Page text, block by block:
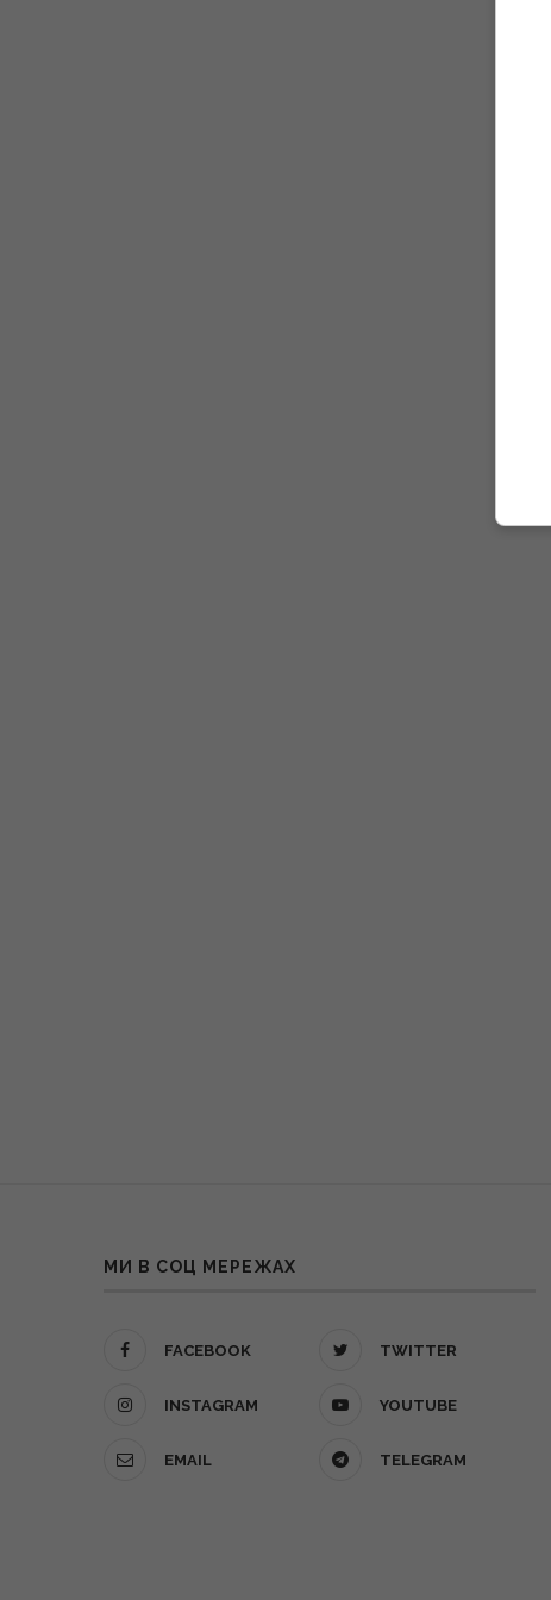
МИ В СОЦ МЕРЕЖАХ
FACEBOOK TWITTER
INSTAGRAM YOUTUBE
EMAIL TELEGRAM